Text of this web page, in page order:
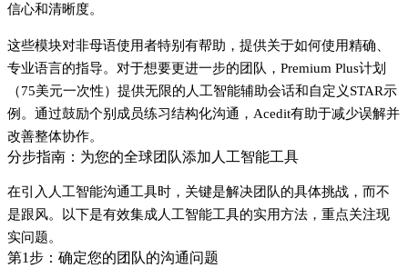
信心和清晰度。
这些模块对非母语使用者特别有帮助，提供关于如何使用精确、
专业语言的指导。对于想要更进一步的团队，Premium Plus计划
（75美元一次性）提供无限的人工智能辅助会话和自定义STAR示
例。通过鼓励个别成员练习结构化沟通，Acedit有助于减少误解并
改善整体协作。
分步指南：为您的全球团队添加人工智能工具
在引入人工智能沟通工具时，关键是解决团队的具体挑战，而不
是跟风。以下是有效集成人工智能工具的实用方法，重点关注现
实问题。
第1步：确定您的团队的沟通问题